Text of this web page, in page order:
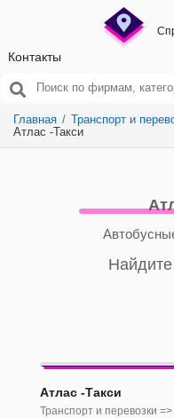
Контакты
Главная Транспорт и
Атлас -Такси
Атлас -Такси
Транспорт и перевозки